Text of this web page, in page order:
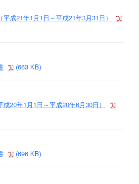
成21年1月1日～平成21年3月31日）
(663 KB)
20年1月1日～平成20年6月30日）
(696 KB)